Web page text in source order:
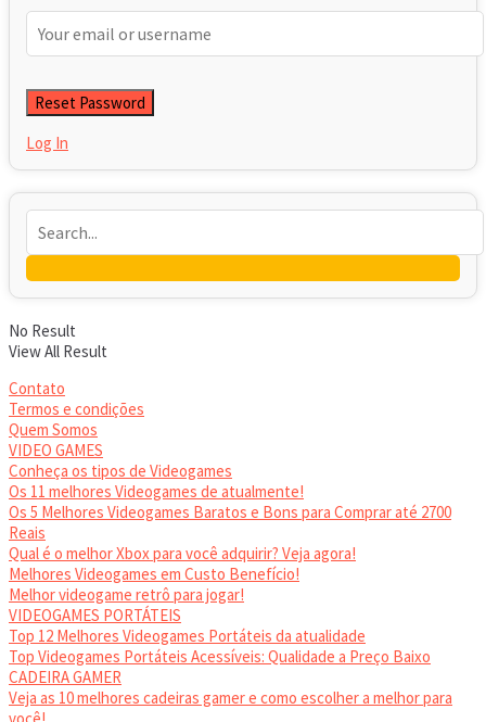
Log In
No Result
View All Result
Contato
Termos e condições
Quem Somos
VIDEO GAMES
Conheça os tipos de Videogames
Os 11 melhores Videogames de atualmente!
Os 5 Melhores Videogames Baratos e Bons para Comprar até 2700
Reais
Qual é o melhor Xbox para você adquirir? Veja agora!
Melhores Videogames em Custo Benefício!
Melhor videogame retrô para jogar!
VIDEOGAMES PORTÁTEIS
Top 12 Melhores Videogames Portáteis da atualidade
Top Videogames Portáteis Acessíveis: Qualidade a Preço Baixo
CADEIRA GAMER
Veja as 10 melhores cadeiras gamer e como escolher a melhor para
você!